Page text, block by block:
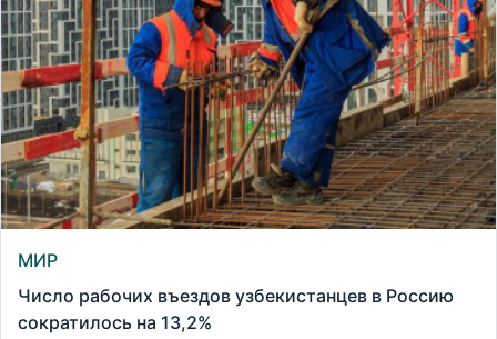
МИР
Число рабочих въездов узбекистанцев в Россию
сократилось на 13,2%